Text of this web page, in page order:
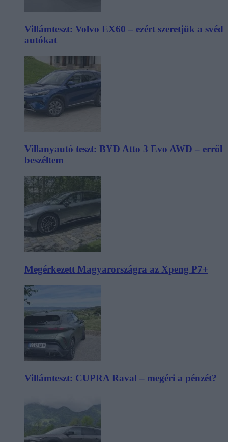
Villámteszt: Volvo EX60 – ezért szeretjük a svéd
autókat
Villanyautó teszt: BYD Atto 3 Evo AWD – erről
beszéltem
Megérkezett Magyarországra az Xpeng P7+
Villámteszt: CUPRA Raval – megéri a pénzét?